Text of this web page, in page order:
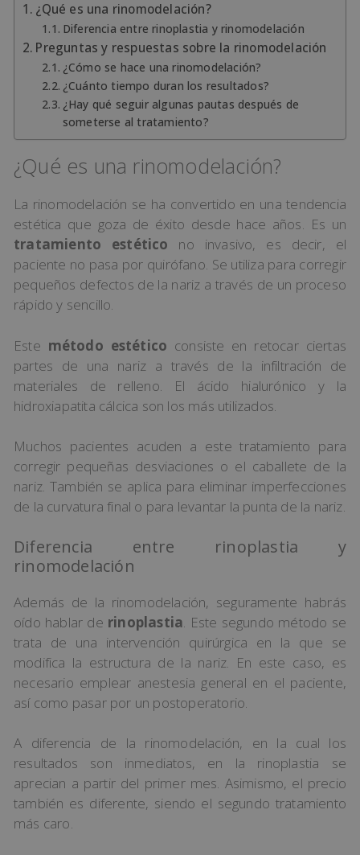
¿Qué es una rinomodelación?
Diferencia entre rinoplastia y rinomodelación
Preguntas y respuestas sobre la rinomodelación
¿Cómo se hace una rinomodelación?
¿Cuánto tiempo duran los resultados?
¿Hay qué seguir algunas pautas después de
someterse al tratamiento?
¿Qué es una rinomodelación?
La rinomodelación se ha convertido en una tendencia
estética que goza de éxito desde hace años. Es un
tratamiento estético no invasivo, es decir, el
paciente no pasa por quirófano. Se utiliza para corregir
pequeños defectos de la nariz a través de un proceso
rápido y sencillo.
Este método estético consiste en retocar ciertas
partes de una nariz a través de la infiltración de
materiales de relleno. El ácido hialurónico y la
hidroxiapatita cálcica son los más utilizados.
Muchos pacientes acuden a este tratamiento para
corregir pequeñas desviaciones o el caballete de la
nariz. También se aplica para eliminar imperfecciones
de la curvatura final o para levantar la punta de la nariz.
Diferencia entre rinoplastia y
rinomodelación
Además de la rinomodelación, seguramente habrás
oído hablar de rinoplastia. Este segundo método se
trata de una intervención quirúrgica en la que se
modifica la estructura de la nariz. En este caso, es
necesario emplear anestesia general en el paciente,
así como pasar por un postoperatorio.
A diferencia de la rinomodelación, en la cual los
resultados son inmediatos, en la rinoplastia se
aprecian a partir del primer mes. Asimismo, el precio
también es diferente, siendo el segundo tratamiento
más caro.